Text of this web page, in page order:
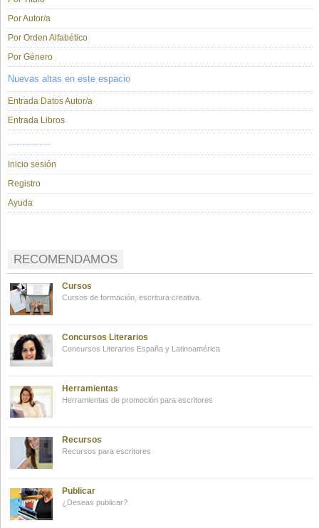
Por Autor/a
Por Orden Alfabético
Por Género
Nuevas altas en este espacio
Entrada Datos Autor/a
Entrada Libros
...............
Inicio sesión
Registro
Ayuda
RECOMENDAMOS
Cursos
Cursos de formación, escritura creativa.
Concursos Literarios
Concursos Literarios España y Latinoamérica
Herramientas
Herramientas de promoción para escritores
Recursos
Recursos para escritores
Publicar
¿Deseas publicar?